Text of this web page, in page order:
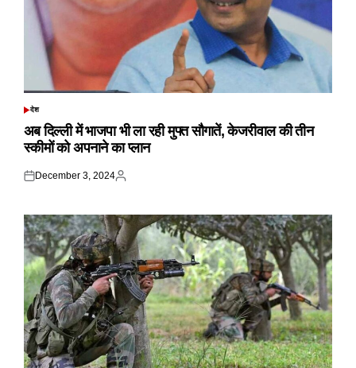
POSTED
देश
अब दिल्ली में भाजपा भी ला रही मुफ्त सौगातें, केजरीवाल की तीन
स्कीमों को अपनाने का प्लान
Posted
December 3, 2024
Posted